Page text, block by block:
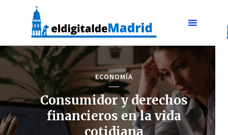
ECONOMÍA
Consumidor y derechos
financieros en la vida
cotidiana